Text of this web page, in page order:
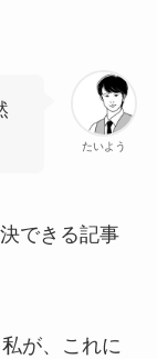
たいよう
できる記事
が、これに